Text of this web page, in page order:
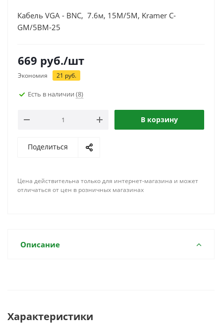
Кабель VGA - BNC, 7.6м, 15M/5M, Kramer C-
GM/5BM-25
669 руб./шт
Экономия 21 руб.
Есть в наличии (8)
В корзину
Поделиться
Цена действительна только для интернет-магазина и может
отличаться от цен в розничных магазинах
Описание
Характеристики